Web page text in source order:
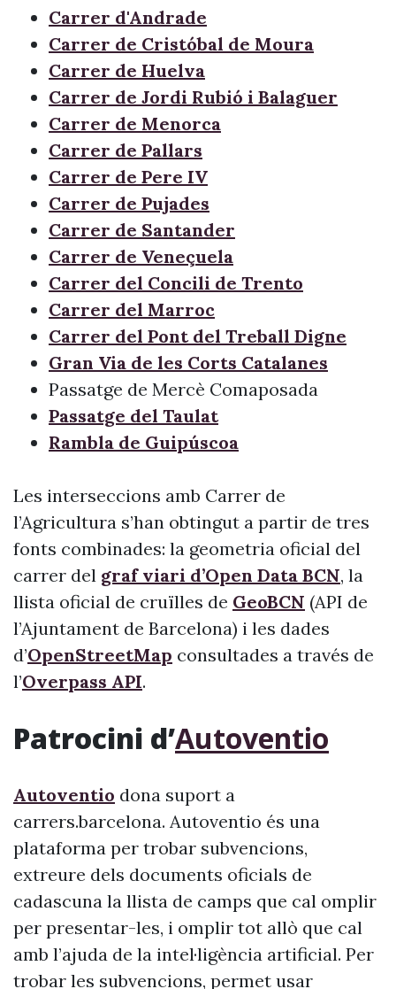
Carrer d'Andrade
Carrer de Cristóbal de Moura
Carrer de Huelva
Carrer de Jordi Rubió i Balaguer
Carrer de Menorca
Carrer de Pallars
Carrer de Pere IV
Carrer de Pujades
Carrer de Santander
Carrer de Veneçuela
Carrer del Concili de Trento
Carrer del Marroc
Carrer del Pont del Treball Digne
Gran Via de les Corts Catalanes
Passatge de Mercè Comaposada
Passatge del Taulat
Rambla de Guipúscoa
Les interseccions amb Carrer de
l’Agricultura s’han obtingut a partir de tres
fonts combinades: la geometria oficial del
carrer del graf viari d’Open Data BCN, la
llista oficial de cruïlles de GeoBCN (API de
l’Ajuntament de Barcelona) i les dades
d’OpenStreetMap consultades a través de
l’Overpass API.
Patrocini d’Autoventio
Autoventio dona suport a
carrers.barcelona. Autoventio és una
plataforma per trobar subvencions,
extreure dels documents oficials de
cadascuna la llista de camps que cal omplir
per presentar-les, i omplir tot allò que cal
amb l’ajuda de la intel·ligència artificial. Per
trobar les subvencions, permet usar